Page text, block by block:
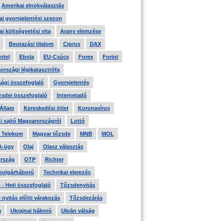
Amerikai elnökválasztás
gyorsjelentési szezon
költségvetési vita Arany elemzése
Beutazási tilalom Ciprus DAX
Ebola EU-Csúcs Forex Forint
légikatasztrófa
összefoglaló Gyorsjelentés
összefoglaló Internetadó
Kereskedési ötlet Koronavírus
sajtó Magyarországról Lottó
Telekom Magyar tőzsde MNB MOL
ügy Olaj Olasz választás
OTP Richter
Technikai elemzés
- Heti összefoglaló Tőzsdenyitás
nyitás előtti várakozás Tőzsdezárás
Ukrajnai háború Ukrán válság